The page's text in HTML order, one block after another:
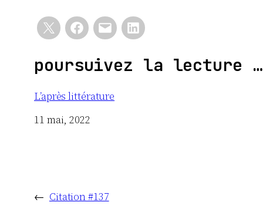
poursuivez la lecture …
L’après littérature
Date
11 mai, 2022
← Citation #137